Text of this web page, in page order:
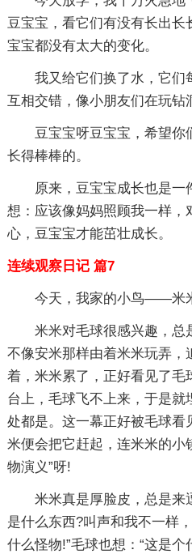
豆宝宝，看它们有没有长出长
宝宝都没有太大的变化。
我又给它们换了水，它们
互相交错，像小朋友们在玩钻
豆宝宝呀豆宝宝，希望你
长得棒棒的。
原来，豆宝宝成长也是
想：应该像妈妈照顾我一样，
心，豆宝宝才能茁壮成长。
连续观察日记 篇7
今天，我家的小鸟——米
米米对毛球很感兴趣，总
不像安米那样由着米米玩弄，
着，米米累了，正好看见了毛
台上，毛球飞不上来，于是就
处都是。这一幕正好被毛球看
米便会把它赶起，连米米的小
物演义”呀!
米米真是厚脸皮，总是来
是什么东西?叫声和我不一样
什么怪物!”毛球也想：“这是